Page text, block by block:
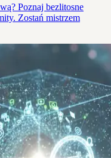
Poznaj bezlitosne
Zostań mistrzem